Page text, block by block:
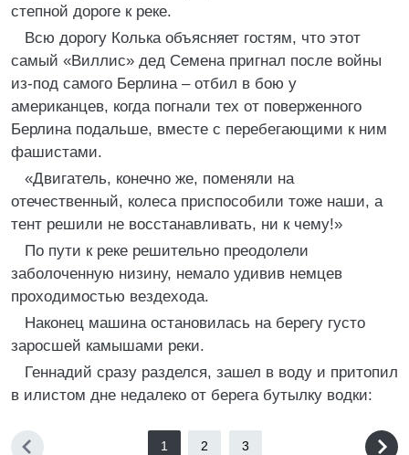
степной дороге к реке.
Всю дорогу Колька объясняет гостям, что этот
самый «Виллис» дед Семена пригнал после войны
из-под самого Берлина – отбил в бою у
американцев, когда погнали тех от поверженного
Берлина подальше, вместе с перебегающими к ним
фашистами.
«Двигатель, конечно же, поменяли на
отечественный, колеса приспособили тоже наши, а
тент решили не восстанавливать, ни к чему!»
По пути к реке решительно преодолели
заболоченную низину, немало удивив немцев
проходимостью вездехода.
Наконец машина остановилась на берегу густо
заросшей камышами реки.
Геннадий сразу разделся, зашел в воду и притопил
в илистом дне недалеко от берега бутылку водки:
1 2 3